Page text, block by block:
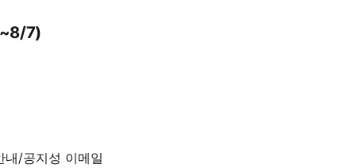
7)
/공지성 이메일